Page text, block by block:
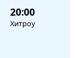
20:00
Хитроу